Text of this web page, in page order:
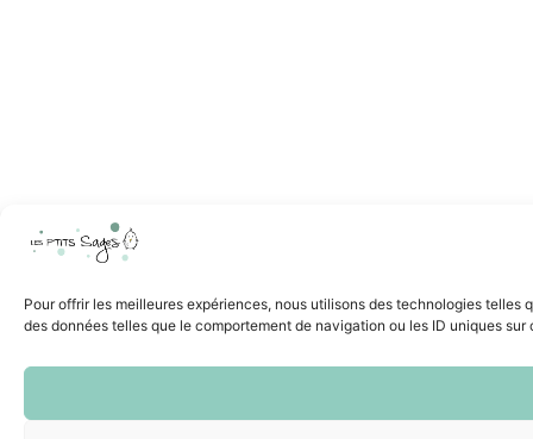
Pour offrir les meilleures expériences, nous utilisons des technologies
des données telles que le comportement de navigation ou les ID uniques